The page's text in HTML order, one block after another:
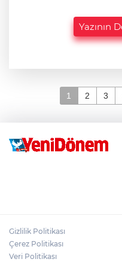
Yazının
1 2 3
Gizlilik Politikası
Çerez Politikası
Veri Politikası